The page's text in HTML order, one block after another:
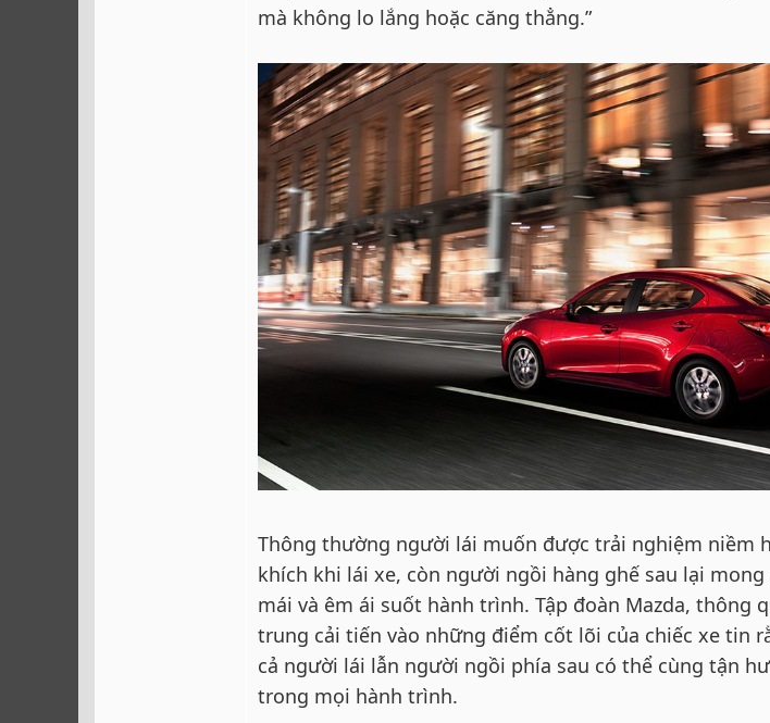
mà không lo lắng hoặc căng thẳng.”
Thông thường người lái muốn được trải nghiệm niềm
khích khi lái xe, còn người ngồi hàng ghế sau lại
mái và êm ái suốt hành trình. Tập đoàn Mazda, thông
trung cải tiến vào những điểm cốt lõi của chiếc xe tin
cả người lái lẫn người ngồi phía sau có thể cùng tận
trong mọi hành trình.